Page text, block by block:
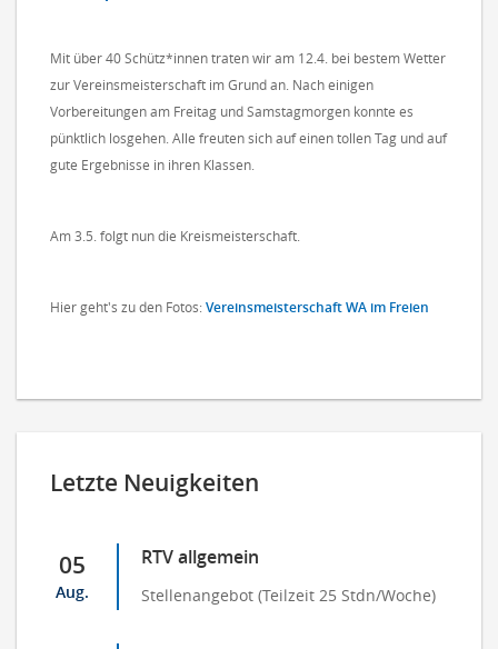
Mit über 40 Schütz*innen traten wir am 12.4. bei bestem Wetter
zur Vereinsmeisterschaft im Grund an. Nach einigen
Vorbereitungen am Freitag und Samstagmorgen konnte es
pünktlich losgehen. Alle freuten sich auf einen tollen Tag und auf
gute Ergebnisse in ihren Klassen.
Am 3.5. folgt nun die Kreismeisterschaft.
Hier geht's zu den Fotos:Vereinsmeisterschaft WA im Freien
Letzte Neuigkeiten
05
Aug.
RTV allgemein
Stellenangebot (Teilzeit 25 Stdn/Woche)